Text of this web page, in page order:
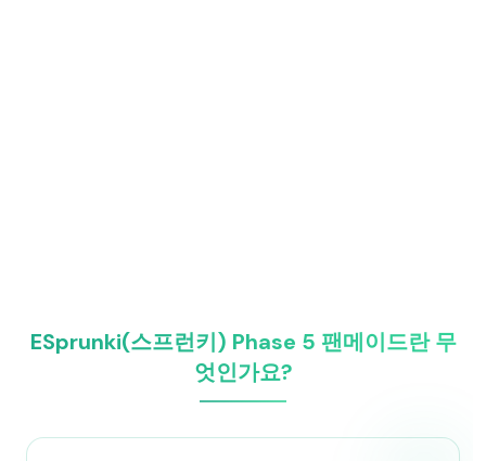
ESprunki(스프런키) Phase 5 팬메이드란 무
엇인가요?